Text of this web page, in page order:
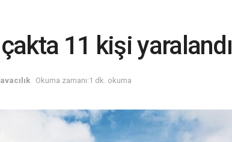
11 kişi yaralandı
Okuma zamanı:1 dk. okuma